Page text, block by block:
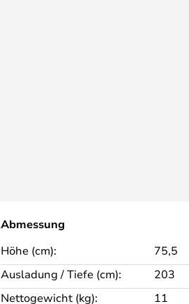
Abmessung
Höhe (cm):
75,5
Ausladung / Tiefe (cm):
203
Nettogewicht (kg):
11